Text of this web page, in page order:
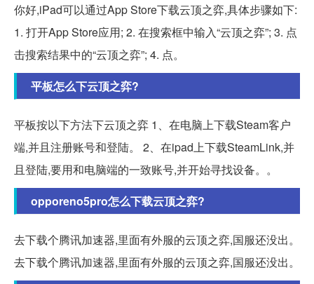
你好,iPad可以通过App Store下载云顶之弈,具体步骤如下:
1. 打开App Store应用; 2. 在搜索框中输入“云顶之弈”; 3. 点
击搜索结果中的“云顶之弈”; 4. 点。
平板怎么下云顶之弈?
平板按以下方法下云顶之弈 1、在电脑上下载Steam客户
端,并且注册账号和登陆。 2、在ipad上下载SteamLink,并
且登陆,要用和电脑端的一致账号,并开始寻找设备。。
opporeno5pro怎么下载云顶之弈?
去下载个腾讯加速器,里面有外服的云顶之弈,国服还没出。
去下载个腾讯加速器,里面有外服的云顶之弈,国服还没出。